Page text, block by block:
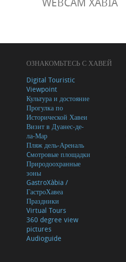
ОЗНАКОМЬТЕСЬ С ХАВЕЙ
Digital Touristic
Viewpoint
Культура и достояние
Прогулка по
Исторической Хавеи
Визит в Дуанес-де-
ла-Мар
Пляж дель-Ареналь
Cмотровые площадки
Природоохранные
зоны
GastroXàbia /
ГастроХавеа
Праздники
Virtual Tours
360 degree view
pictures
Audioguide